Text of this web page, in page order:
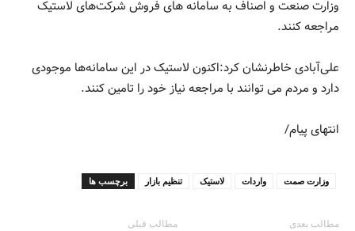
وزارت صنعت و اصناف به سامانه های فروش شرکت‌های لاستیک
مراجعه کنند.
علی‌آبادی خاطرنشان کرد:اکنون لاستیک در این سامانه‌ها موجودی
دارد و مردم می توانند با مراجعه نیاز خود را تامین کنند.
انتهای پیام/
برچسب ها تنظیم بازار لاستیک واردات وزارت صمت
مطالب قبلی مطالب بعدی